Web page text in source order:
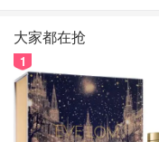
$31.99
大家都在抢
1